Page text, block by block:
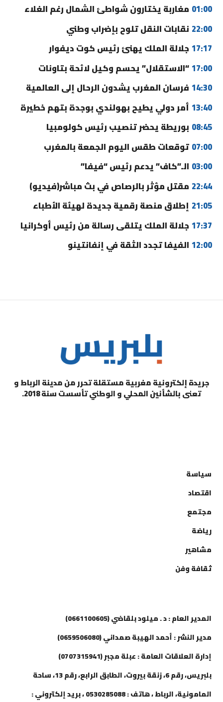
01:00 مغاربة يختارون شواطئ الشمال رغم الغلاء
22:00 نقابات النقل تلوح بإضراب وطني
17:17 جلالة الملك يهنئ رئيس كوت ديفوار
17:00“الاستقلال” يحسم وكيل لائحة بتاونات
14:30 فرسان المغرب يشدون الرحال إلى العالمية
13:40 أمر دولي يطيح بهولندي بوجدة بتهم خطيرة
08:45 بوريطة يحضر تنصيب رئيس كولومبيا
07:00 توقعات طقس اليوم الجمعة بالمغرب
03:00 الـ”كاف” يدعم رئيس “فيفا”
22:44 مقتل مؤثر بالرصاص في بث مباشر(فيديو)
21:05 إطلاق منصة رقمية جديدة لهيئة الأطباء
17:37 جلالة الملك يتلقى رسالة من رئيس أوكرانيا
12:00 الفيفا تجدد الثقة في إنفانتينو
جريدة إلكترونية مغربية مستقلة تحرر من مدينة الرباط و
تعنى بالشأنين المحلي و الوطني تأسست سنة 2018.
سياسة
اقتصاد
مجتمع
رياضة
مشاهير
ثقافة وفن
المدير العام : د . ميلود بلقاضي (0661100605)
مدير النشر : أحمد الهيبة صمداني (0659506080)
إدارة العلاقات العامة : عبلة مجبر (0707315941)
بلبريس، رقم 6، زنقة بيروت، الطابق الرابع، رقم 13، ساحة
المامونية، الرباط ، هاتف : 0530285088 ، بريد إلكتروني :